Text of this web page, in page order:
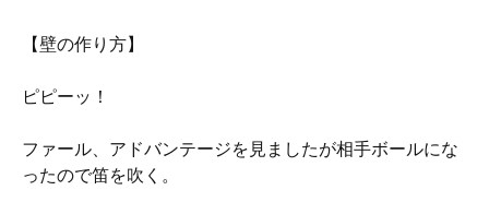
キ
【壁の作り方】
ピピーッ！
ファール、アドバンテージを見ましたが相手ボールにな
ったので笛を吹く。